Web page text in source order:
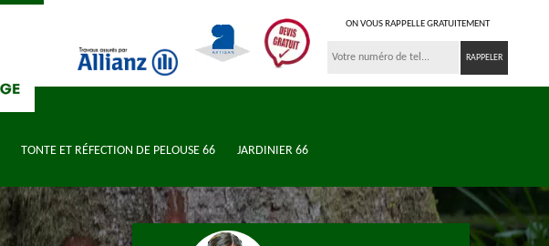
ON VOUS RAPPELLE GRATUITEMENT
TONTE ET RÉFECTION DE PELOUSE 66 JARDINIER 66